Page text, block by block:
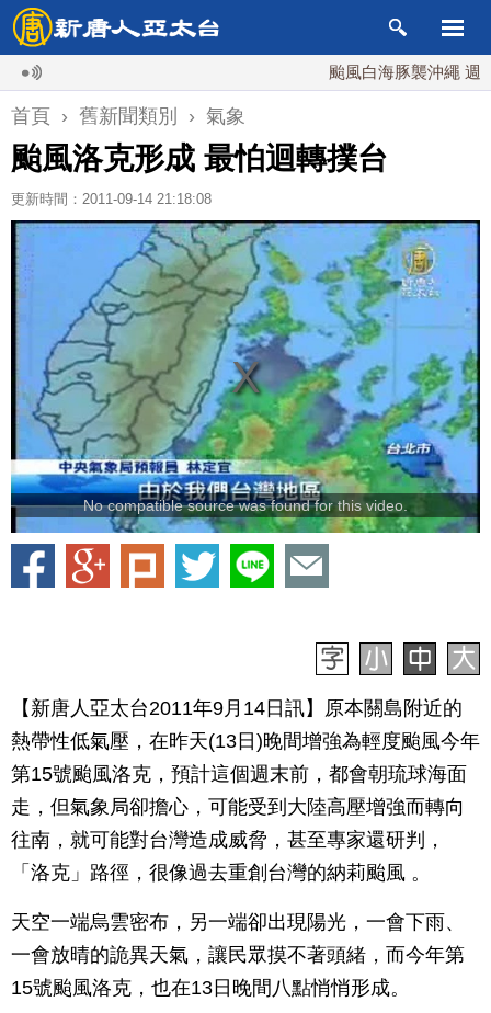
颱風白海豚襲沖繩 週末最
首頁 › 舊新聞類別 › 氣象
颱風洛克形成 最怕迴轉撲台
更新時間：2011-09-14 21:18:08
No compatible source was found for this video.
【新唐人亞太台2011年9月14日訊】原本關島附近的
熱帶性低氣壓，在昨天(13日)晚間增強為輕度颱風今年
第15號颱風洛克，預計這個週末前，都會朝琉球海面
走，但氣象局卻擔心，可能受到大陸高壓增強而轉向
往南，就可能對台灣造成威脅，甚至專家還研判，
「洛克」路徑，很像過去重創台灣的納莉颱風 。
天空一端烏雲密布，另一端卻出現陽光，一會下雨、
一會放晴的詭異天氣，讓民眾摸不著頭緒，而今年第
15號颱風洛克，也在13日晚間八點悄悄形成。